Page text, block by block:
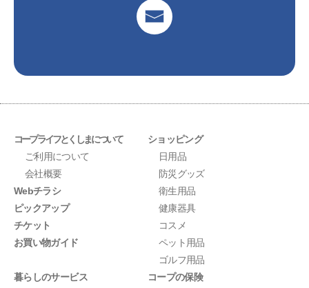
コープライフとくしまについて
ご利用について
会社概要
Webチラシ
ピックアップ
チケット
お買い物ガイド
ショッピング
日用品
防災グッズ
衛生用品
健康器具
コスメ
ペット用品
ゴルフ用品
暮らしのサービス
コープの保険